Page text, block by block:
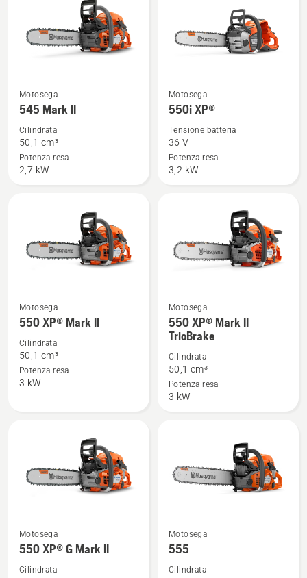
Vedi
maggiori
su
545
Mark
Motosega
545 Mark II
Cilindrata
50,1 cm³
Potenza resa
2,7 kW
Vedi
maggiori
su
550i
XP®
Motosega
550i XP®
Tensione batteria
36 V
Potenza resa
3,2 kW
Vedi
maggiori
dettagli
su
550 XP®
Motosega
550 XP® Mark II
Cilindrata
50,1 cm³
Potenza resa
3 kW
Vedi
maggiori
dettagli
su
550 XP®
Mark
Motosega
550 XP® Mark II
TrioBrake
Cilindrata
50,1 cm³
Potenza resa
3 kW
Vedi
maggiori
Motosega
550 XP® G Mark II
Cilindrata
Vedi
maggiori
Motosega
555
Cilindrata